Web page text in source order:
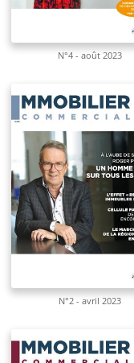
N°4 - août 2023
N°2 - avril 2023